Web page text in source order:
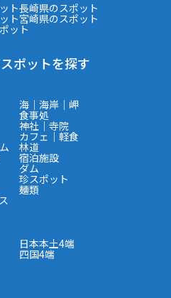
ト長崎県のスポット
ト宮崎県のスポット
ット
ポットを探す
海｜海岸｜岬
食事処
神社｜寺院
カフェ｜軽食
林道
宿泊施設
ダム
珍スポット
麺類
日本本土4端
四国4端